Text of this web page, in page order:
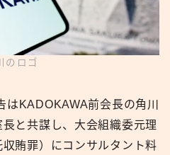
のロゴ
KADOKAWA前会長の角川
と共謀し、大会組織委元理
賄罪）にコンサルタント料